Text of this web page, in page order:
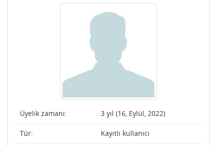
Üyelik zamanı: 3 yıl (16, Eylül, 2022)
Tür: Kayıtlı kullanıcı